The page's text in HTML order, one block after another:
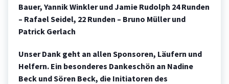
Bauer, Yannik Winkler und Jamie Rudolph 24 Runden
– Rafael Seidel, 22 Runden – Bruno Müller und
Patrick Gerlach
Unser Dank geht an allen Sponsoren, Läufern und
Helfern. Ein besonderes Dankeschön an Nadine
Beck und Sören Beck, die Initiatoren des